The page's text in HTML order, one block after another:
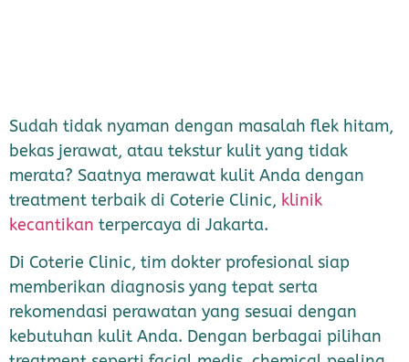
Sudah tidak nyaman dengan masalah flek hitam,
bekas jerawat, atau tekstur kulit yang tidak
merata? Saatnya merawat kulit Anda dengan
treatment terbaik di Coterie Clinic, klinik
kecantikan terpercaya di Jakarta.
Di Coterie Clinic, tim dokter profesional siap
memberikan diagnosis yang tepat serta
rekomendasi perawatan yang sesuai dengan
kebutuhan kulit Anda. Dengan berbagai pilihan